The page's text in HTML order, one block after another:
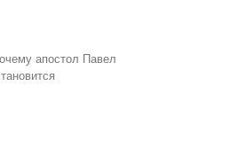
апостол Павел